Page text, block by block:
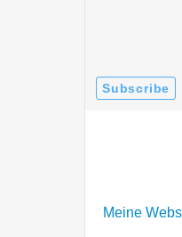
Subscribe
Meine